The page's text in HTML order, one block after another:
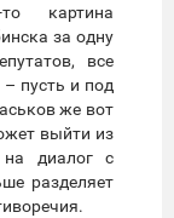
картина
за одну
все
пусть и под
же вот
выйти из
диалог с
разделяет